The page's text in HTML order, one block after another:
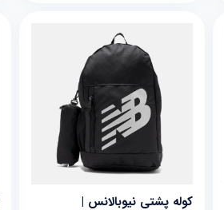
کوله پشتی نیوبالانس |